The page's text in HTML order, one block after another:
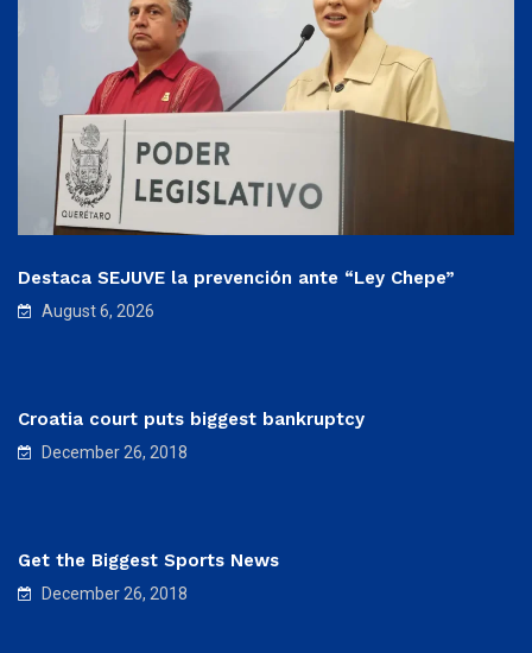
Destaca SEJUVE la prevención ante “Ley Chepe”
August 6, 2026
Croatia court puts biggest bankruptcy
December 26, 2018
Get the Biggest Sports News
December 26, 2018